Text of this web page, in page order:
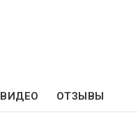
ВИДЕО ОТЗЫВЫ